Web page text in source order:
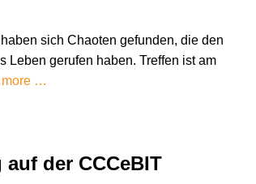
sich Chaoten gefunden, die den
Leben gerufen haben. Treffen ist am
more …
der CCCeBIT